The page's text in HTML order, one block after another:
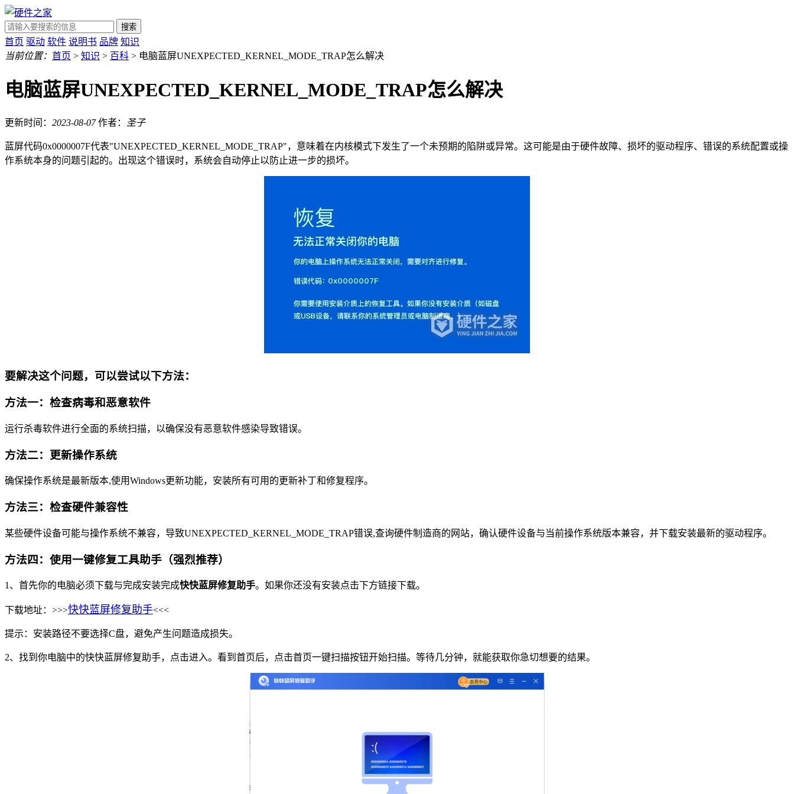
搜索
首页 驱动 软件 说明书 品牌 知识
当前位置： 首页 > 知识 > 百科 > 电脑蓝屏UNEXPECTED_KERNEL_MODE_TRAP怎么解决
电脑蓝屏UNEXPECTED_KERNEL_MODE_TRAP怎么解决
更新时间： 2023-08-07 作者： 圣子
蓝屏代码0x0000007F代表"UNEXPECTED_KERNEL_MODE_TRAP"，意味着在内核模式下发生了一个未预期的陷阱或异常。这可能是由于硬件故障、损坏的驱动程序、错误的系统配置或操
作系统本身的问题引起的。出现这个错误时，系统会自动停止以防止进一步的损坏。
要解决这个问题，可以尝试以下方法：
方法一：检查病毒和恶意软件
运行杀毒软件进行全面的系统扫描，以确保没有恶意软件感染导致错误。
方法二：更新操作系统
确保操作系统是最新版本,使用Windows更新功能，安装所有可用的更新补丁和修复程序。
方法三：检查硬件兼容性
某些硬件设备可能与操作系统不兼容，导致UNEXPECTED_KERNEL_MODE_TRAP错误,查询硬件制造商的网站，确认硬件设备与当前操作系统版本兼容，并下载安装最新的驱动程序。
方法四：使用一键修复工具助手（强烈推荐）
1、首先你的电脑必须下载与完成安装完成快快蓝屏修复助手。如果你还没有安装点击下方链接下载。
下载地址：>>>快快蓝屏修复助手<<<
提示：安装路径不要选择C盘，避免产生问题造成损失。
2、找到你电脑中的快快蓝屏修复助手，点击进入。看到首页后，点击首页一键扫描按钮开始扫描。等待几分钟，就能获取你急切想要的结果。